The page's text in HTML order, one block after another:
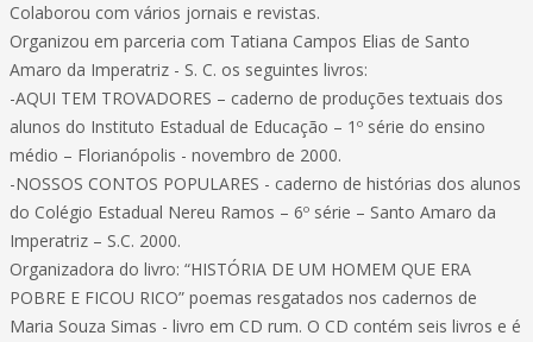
Colaborou com vários jornais e revistas.
Organizou em parceria com Tatiana Campos Elias de Santo
Amaro da Imperatriz - S. C. os seguintes livros:
-AQUI TEM TROVADORES – caderno de produções textuais dos
alunos do Instituto Estadual de Educação – 1º série do ensino
médio – Florianópolis - novembro de 2000.
-NOSSOS CONTOS POPULARES - caderno de histórias dos alunos
do Colégio Estadual Nereu Ramos – 6º série – Santo Amaro da
Imperatriz – S.C. 2000.
Organizadora do livro: “HISTÓRIA DE UM HOMEM QUE ERA
POBRE E FICOU RICO” poemas resgatados nos cadernos de
Maria Souza Simas - livro em CD rum. O CD contém seis livros e é